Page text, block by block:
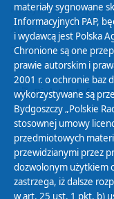
Polityka ochrony
Abonament
Zamówienia
Biuletyn
materiały sygnowane
Informacyjnych PAP,
i wydawcą jest Polska
Chronione są one
prawie autorskim i
2001 r. o ochronie baz
wykorzystywane są
Bydgoszczy „Polskie
stosownej umowy
przedmiotowych
przewidzianymi przez
dozwolonym użytkiem
zastrzega, iż dalsze
w art. 25 ust. 1 pkt. b)